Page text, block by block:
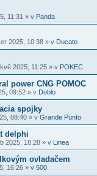
11:31 » v Panda
2025, 10:38 » v Ducato
2025, 11:25 » v POKEC
power CNG POMOC
09:52 » v Doblo
spojky
08:40 » v Grande Punto
delphi
2025, 18:28 » v Linea
ovladačem
16:26 » v 500